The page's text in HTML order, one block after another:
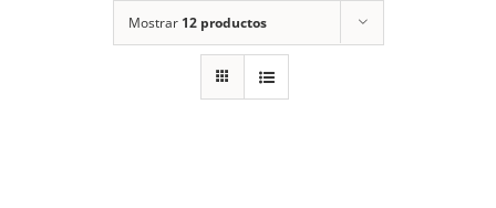
Mostrar 12 productos